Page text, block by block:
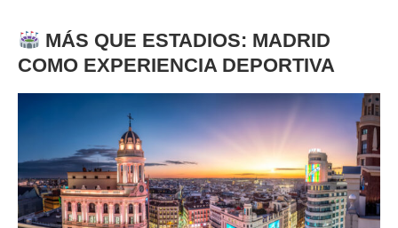
MÁS QUE ESTADIOS: MADRID
COMO EXPERIENCIA DEPORTIVA